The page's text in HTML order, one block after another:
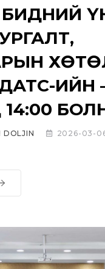
БИДНИЙ
ИЙН –
DOLJIN
2026-03-